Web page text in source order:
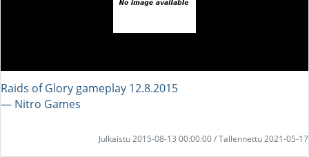
Raids of Glory gameplay 12.8.2015
― Nitro Games
Julkaistu 2015-08-13 00:00:00 / Tallennettu 2021-05-17